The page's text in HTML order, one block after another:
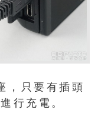
，只要有插頭
行充電。